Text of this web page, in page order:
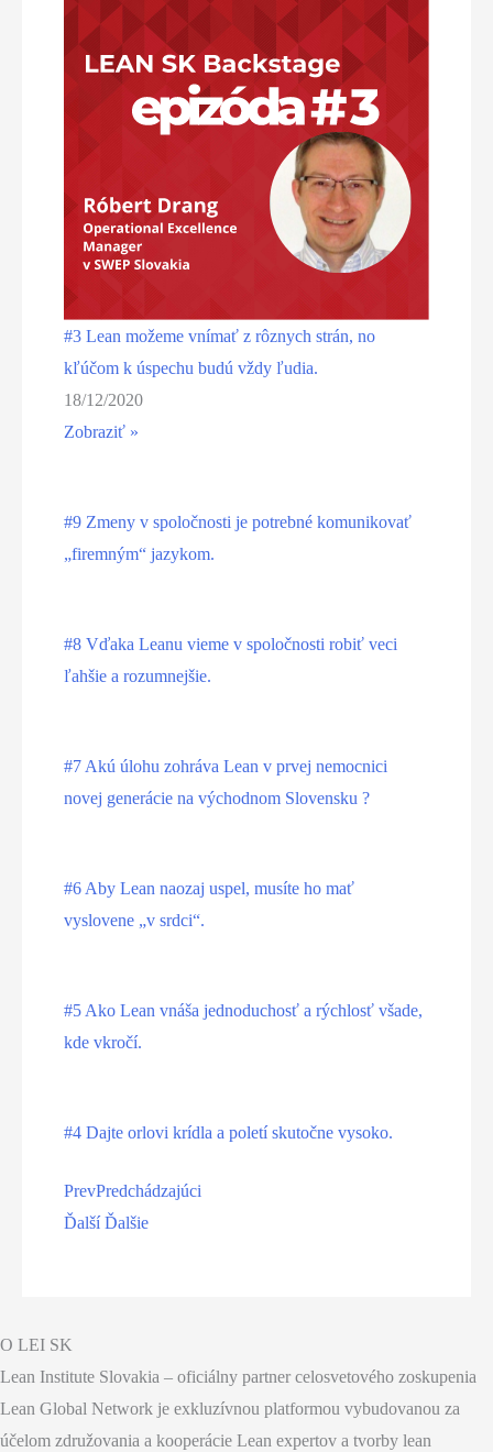
#3 Lean možeme vnímať z rôznych strán, no
kľúčom k úspechu budú vždy ľudia.
18/12/2020
Zobraziť »
#9 Zmeny v spoločnosti je potrebné komunikovať
„firemným“ jazykom.
#8 Vďaka Leanu vieme v spoločnosti robiť veci
ľahšie a rozumnejšie.
#7 Akú úlohu zohráva Lean v prvej nemocnici
novej generácie na východnom Slovensku ?
#6 Aby Lean naozaj uspel, musíte ho mať
vyslovene „v srdci“.
#5 Ako Lean vnáša jednoduchosť a rýchlosť všade,
kde vkročí.
#4 Dajte orlovi krídla a poletí skutočne vysoko.
PrevPredchádzajúci
ĎalšíĎalšie
O LEI SK
Lean Institute Slovakia – oficiálny partner celosvetového zoskupenia
Lean Global Network je exkluzívnou platformou vybudovanou za
účelom združovania a kooperácie Lean expertov a tvorby lean